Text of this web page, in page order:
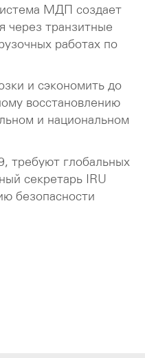
МДП создает
через транзитные
работах по
и сэкономить до
восстановлению
и национальном
требуют глобальных
секретарь IRU
безопасности